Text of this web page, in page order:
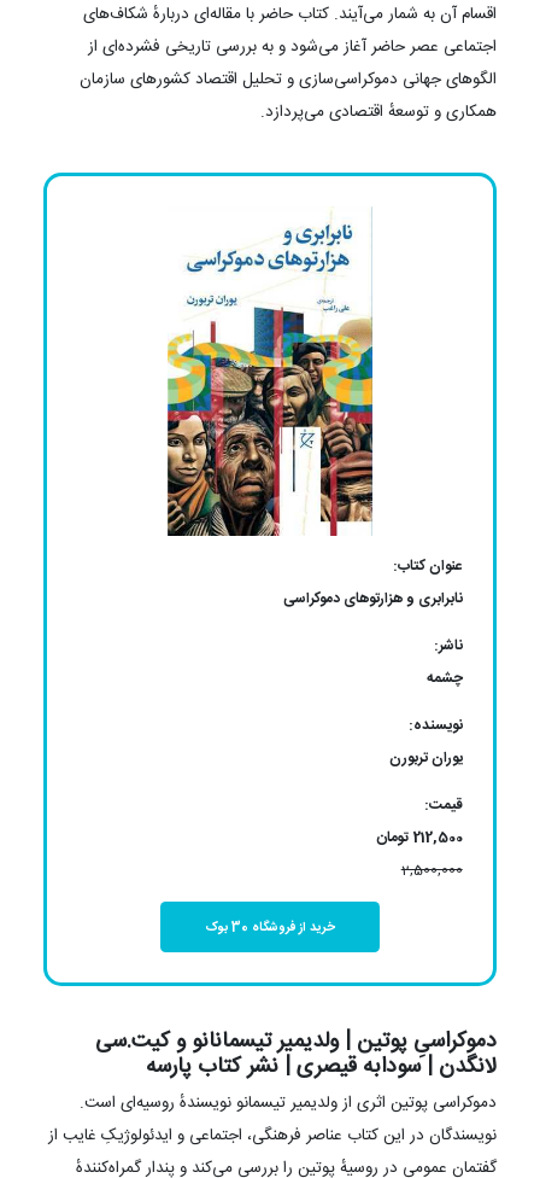
اقسام آن به شمار می‌آیند. کتاب حاضر با مقاله‌ای درباره‌‌ٔ شکاف‌های
اجتماعی عصر حاضر آغاز می‌شود و به بررسی تاریخی فشرده‌ای از
الگوهای جهانی دموکراسی‌سازی و تحلیل اقتصاد کشورهای سازمان
همکاری و توسعه‌ٔ اقتصادی می‌پردازد.
عنوان کتاب:
نابرابری و هزارتوهای دموکراسی
ناشر:
چشمه
نویسنده:
یوران تربورن
قیمت:
212,500 تومان
2,500,000
خرید از فروشگاه 30 بوک
دموکراسیِ پوتین | ولدیمیر تیسمانانو و کیت‌.سی
لانگدن | سودابه قیصری | نشر کتاب پارسه
دموکراسی پوتین اثری از ولدیمیر تیسمانو نویسندهٔ روسیه‌ای است.
نویسندگان در این کتاب عناصر فرهنگی، اجتماعی و ایدئولوژیکِ غایب از
گفتمان عمومی در روسیهٔ پوتین را بررسی می‌کند و پندار گمراه‌کنندهٔ